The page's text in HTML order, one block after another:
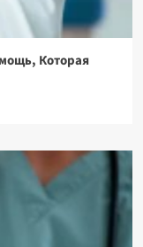
Которая